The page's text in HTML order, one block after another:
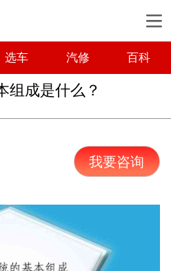
选车 汽修 百科
组成是什么？
我要咨询